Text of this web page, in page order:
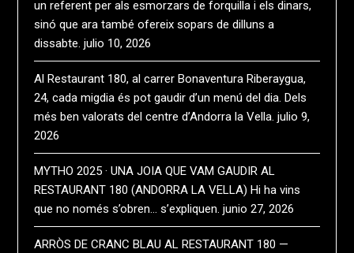
un referent per als esmorzars de forquilla i els dinars,
sinó que ara també ofereix sopars de dilluns a
dissabte. julio 10, 2026
Al Restaurant 180, al carrer Bonaventura Riberaygua,
24, cada migdia és pot gaudir d’un menú del dia. Dels
més ben valorats del centre d’Andorra la Vella. julio 9,
2026
MYTHO 2025 · UNA JOIA QUE VAM GAUDIR AL
RESTAURANT 180 (ANDORRA LA VELLA) Hi ha vins
que no només s’obren… s’expliquen. junio 27, 2026
ARRÒS DE CRANC BLAU AL RESTAURANT 180 —